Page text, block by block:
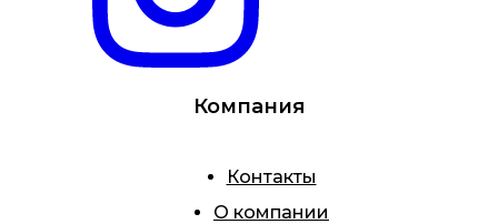
Компания
Контакты
О компании